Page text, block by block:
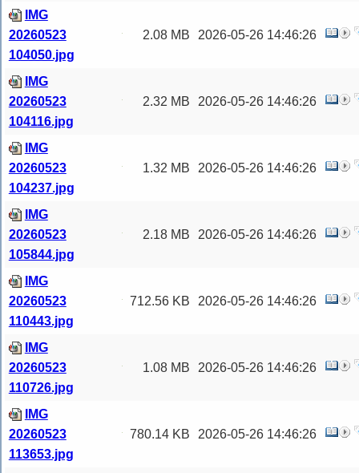
IMG
20260523
104050.jpg
2.08 MB 2026-05-26 14:46:26
IMG
20260523
104116.jpg
2.32 MB 2026-05-26 14:46:26
IMG
20260523
104237.jpg
1.32 MB 2026-05-26 14:46:26
IMG
20260523
105844.jpg
2.18 MB 2026-05-26 14:46:26
IMG
20260523
110443.jpg
712.56 KB 2026-05-26 14:46:26
IMG
20260523
110726.jpg
1.08 MB 2026-05-26 14:46:26
IMG
20260523
113653.jpg
780.14 KB 2026-05-26 14:46:26